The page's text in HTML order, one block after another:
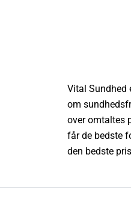
Vital Sundhed
om
over omtaltes
får de bedste
den bedste